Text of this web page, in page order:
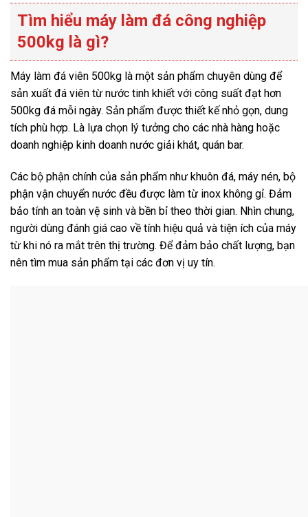
Tìm hiểu máy làm đá công nghiệp
500kg là gì?
Máy làm đá viên 500kg là một sản phẩm chuyên dùng để
sản xuất đá viên từ nước tinh khiết với công suất đạt hơn
500kg đá mỗi ngày. Sản phẩm được thiết kế nhỏ gọn, dung
tích phù hợp. Là lựa chọn lý tưởng cho các nhà hàng hoặc
doanh nghiệp kinh doanh nước giải khát, quán bar.
Các bộ phận chính của sản phẩm như khuôn đá, máy nén, bộ
phận vận chuyển nước đều được làm từ inox không gỉ. Đảm
bảo tính an toàn vệ sinh và bền bỉ theo thời gian. Nhìn chung,
người dùng đánh giá cao về tính hiệu quả và tiện ích của máy
từ khi nó ra mắt trên thị trường. Để đảm bảo chất lượng, bạn
nên tìm mua sản phẩm tại các đơn vị uy tín.